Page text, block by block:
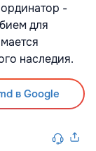
-
для
наследия.
в Google